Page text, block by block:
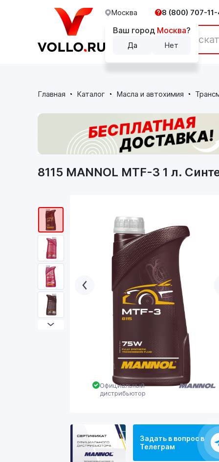
Москва
Ваш город Москва?
Да Нет
8 (800) 707-11-
Каталог
Главная Каталог Масла и автохимия
Официальный
дистрибьютор
Задать в вопрос в
Телеграм
8115 MANNOL MTF-3 1 л.